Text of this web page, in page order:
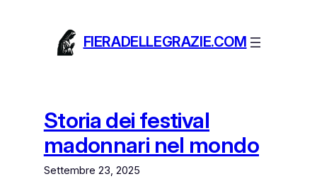
FIERADELLEGRAZIE.COM
Storia dei festival
madonnari nel mondo
Settembre 23, 2025